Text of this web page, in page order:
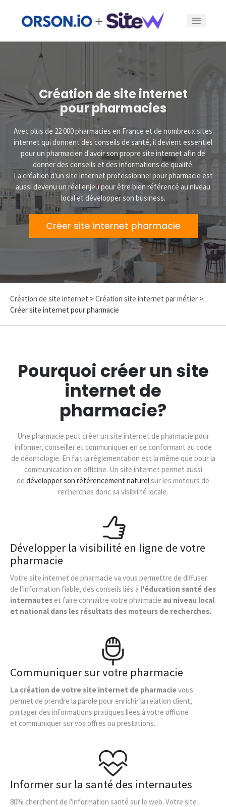
Fonctionnalités
Offres
Exemples
Blog
Se connecter
Créer un site
Création de site internet
pour pharmacies
Avec plus de 22 000 pharmacies en France et de nombreux sites
internet qui donnent des conseils de santé, il devient essentiel
pour un pharmacien d'avoir son propre site internet afin de
donner des conseils et des informations de qualité.
La création d'un site internet professionnelpour pharmacie est
aussi devenu un réel enjeu pour être bien référencé au niveau
local et développer son business.
Créer site internet pharmacie
Création de site internet >Création site internet par métier >
Créer site internet pour pharmacie
Pourquoi créer un site
internet de
pharmacie?
Une pharmacie peut créer un site internet de pharmacie pour
informer, conseiller et communiquer en se conformant au code
de déontologie. En fait la réglementation est la même que pour la
communication en officine. Un site internet permet aussi
de développer son référencement naturelsur les moteurs de
recherches donc sa visibilité locale.
Développer la visibilité en ligne de votre
pharmacie
Votre site internet de pharmacie va vous permettre de diffuser
de l’information fiable, des conseils liés à l'éducation santé des
internautes et faire connaître votre pharmacie au niveau local
et national dans les résultats des moteurs de recherches.
Communiquer sur votre pharmacie
La création de votre site internet de pharmacievous
permet de prendre la parole pour enrichir la relation client,
partager des informations pratiques liées à votre officine
et communiquer sur vos offres ou prestations.
Informer sur la santé des internautes
80% cherchent de l'information santé sur le web. Votre site